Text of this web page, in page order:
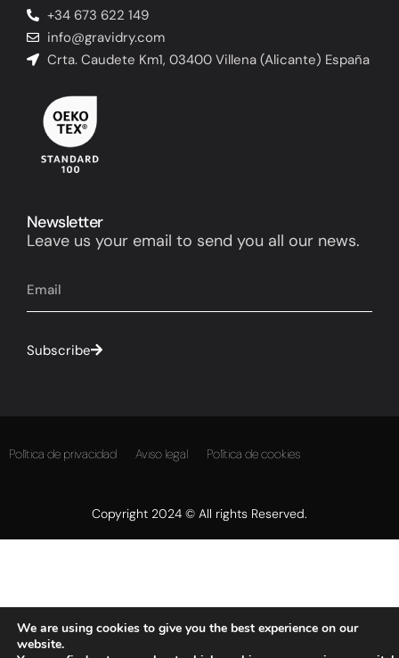
+34 673 622 149
info@gravidry.com
Crta. Caudete Km1, 03400 Villena (Alicante) España
Newsletter
Leave us your email to send you all our news.
Subscribe
Política de privacidad Aviso legal Política de cookies
Copyright 2024 © All rights Reserved.
We are using cookies to give you the best experience on our
website.